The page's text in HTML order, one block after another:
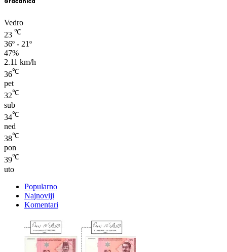
Vedro
36º - 21º
47%
2.11 km/h
36 ℃
pet
32 ℃
sub
34 ℃
ned
38 ℃
pon
39 ℃
uto
Komentari